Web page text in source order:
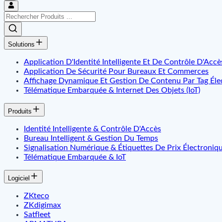
Solutions
Application D'Identité Intelligente Et De Contrôle
Application De Sécurité Pour Bureaux Et Commerces
Affichage Dynamique Et Gestion De Contenu Par Tag
Télématique Embarquée & Internet Des Objets (IoT)
Produits
Identité Intelligente & Contrôle D'Accès
Bureau Intelligent & Gestion Du Temps
Signalisation Numérique & Étiquettes De Prix
Télématique Embarquée & IoT
Logiciel
ZKteco
ZKdigimax
Satfleet